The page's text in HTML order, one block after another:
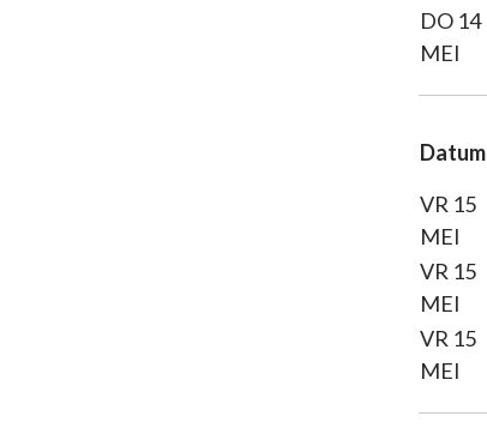
DO 14
MEI
Datum
VR 15
MEI
VR 15
MEI
VR 15
MEI